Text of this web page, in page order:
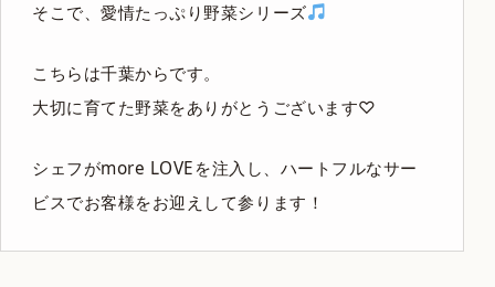
そこで、愛情たっぷり野菜シリーズ
こちらは千葉からです。
大切に育てた野菜をありがとうございます♡
シェフがmore LOVEを注入し、ハートフルなサー
ビスでお客様をお迎えして参ります！